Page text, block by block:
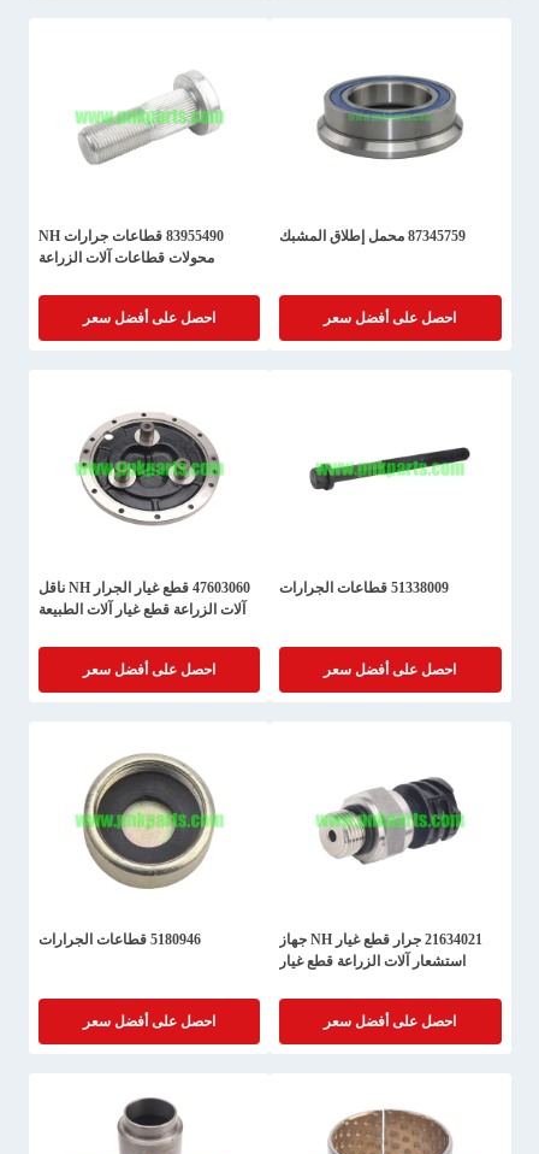
87345759 محمل إطلاق المشبك
احصل على أفضل سعر
83955490 قطاعات جرارات NH
محولات قطاعات آلات الزراعة
احصل على أفضل سعر
51338009 قطاعات الجرارات
احصل على أفضل سعر
47603060 قطع غيار الجرار NH ناقل
آلات الزراعة قطع غيار آلات الطبيعة
احصل على أفضل سعر
21634021 جرار قطع غيار NH جهاز
استشعار آلات الزراعة قطع غيار
احصل على أفضل سعر
5180946 قطاعات الجرارات
احصل على أفضل سعر